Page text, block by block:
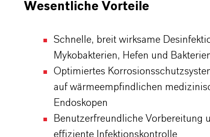
Wesentliche Vorteile
Schnelle, breit wirksame
Mykobakterien, Hefen und
Optimiertes
auf wärmeempfindlichen
Endoskopen
Benutzerfreundliche Vorbereitung
effiziente Infektionskontrolle